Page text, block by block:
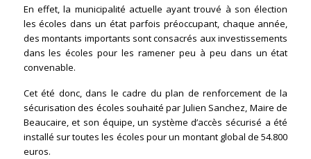
En effet, la municipalité actuelle ayant trouvé à son élection
les écoles dans un état parfois préoccupant, chaque année,
des montants importants sont consacrés aux investissements
dans les écoles pour les ramener peu à peu dans un état
convenable.
Cet été donc, dans le cadre du plan de renforcement de la
sécurisation des écoles souhaité par Julien Sanchez, Maire de
Beaucaire, et son équipe, un système d’accès sécurisé a été
installé sur toutes les écoles pour un montant global de 54.800
euros.